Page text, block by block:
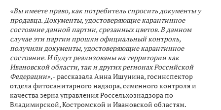
«Вы имеете право, как потребитель спросить документы у
продавца. Документы, удостоверяющие карантинное
состояние данной партии, срезанных цветов. В данном
случае эти партии прошли официальный контроль,
получили документы, удостоверяющие карантинное
состояние. И будут реализованы на территории как
Ивановской области, так и других регионах Российской
Федерации», - рассказала Анна Ишунина, госинспектор
отдела фитосанитарного надзора, семенного контроля и
качества зерна управления Россельхознадзора по
Владимирской, Костромской и Ивановской областям.